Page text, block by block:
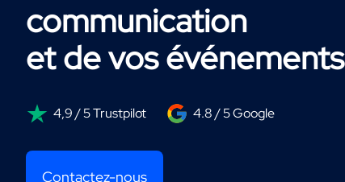
communication
et de vos événements
4,9 / 5 Trustpilot 4.8 / 5 Google
Contactez-nous